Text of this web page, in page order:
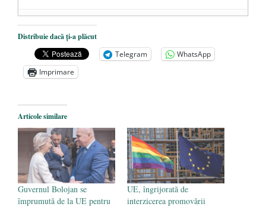
Dezvăluiri cutremurătoare despre
președintele Ucrainei, Volodymyr
Zelensky
- 13 mai 2026
Statul care servește Națiunea
Legea Vexler produce efecte. Bustul
poetului Octavian Goga, înlăturat din Iași
- 16 aprilie 2026
Distribuie dacă ți-a plăcut
Telegram
WhatsApp
Imprimare
Articole similare
Guvernul Bolojan se
împrumută de la UE pentru
UE, îngrijorată de
interzicerea promovării